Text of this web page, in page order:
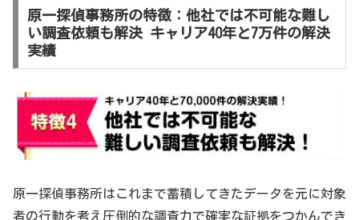
原一探偵事務所の特徴：他社では不可能な難し
い調査依頼も解決 キャリア40年と7万件の解決
実績
原一探偵事務所はこれまで蓄積してきたデータを元に対象
者の行動を考え圧倒的な調査力で確実な証拠をつかんでき